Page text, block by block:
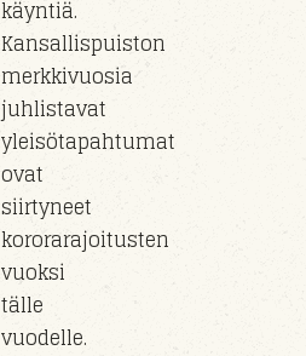
käyntiä.
Kansallispuiston
merkkivuosia
juhlistavat
yleisötapahtumat
ovat
siirtyneet
kororarajoitusten
vuoksi
tälle
vuodelle.